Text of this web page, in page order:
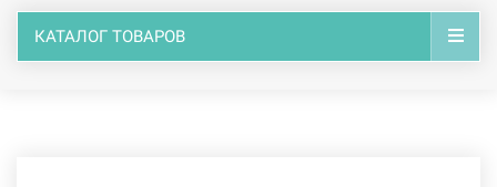
КАТАЛОГ ТОВАРОВ